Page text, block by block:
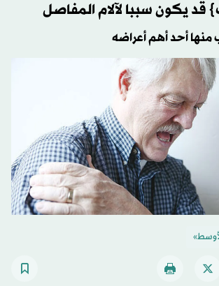
قد يكون سببا لآلام المفاصل
منها أحد أهم أعراضه